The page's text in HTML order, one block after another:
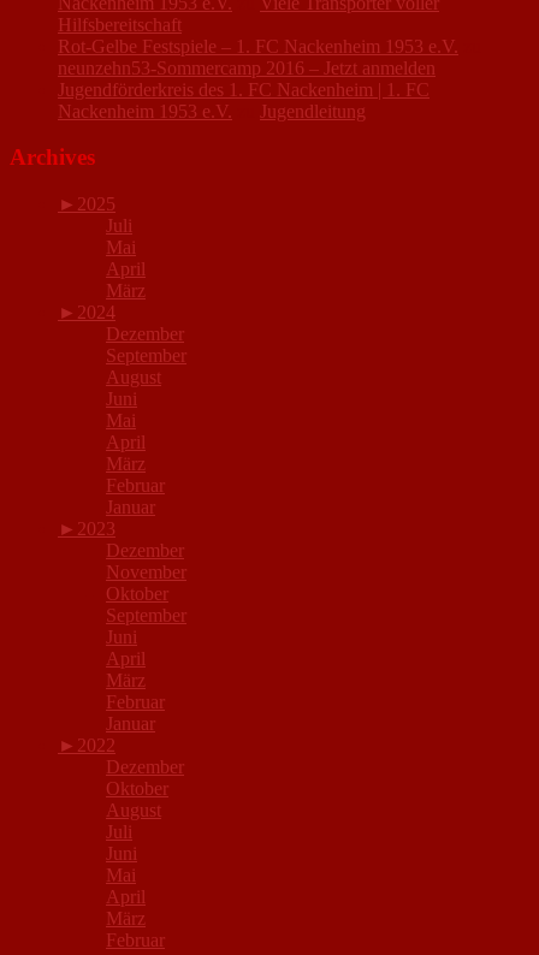
Hilfsbereitschaft
Rot-Gelbe Festspiele – 1. FC Nackenheim 1953 e.V.
neunzehn53-Sommercamp 2016 – Jetzt anmelden
Jugendförderkreis des 1. FC Nackenheim | 1. FC
Nackenheim 1953 e.V.
Jugendleitung
Archives
► 2025
Juli
Mai
April
März
► 2024
Dezember
September
August
Juni
Mai
April
März
Februar
Januar
► 2023
Dezember
November
Oktober
September
Juni
April
März
Februar
Januar
► 2022
Dezember
Oktober
August
Juli
Juni
Mai
April
März
Februar